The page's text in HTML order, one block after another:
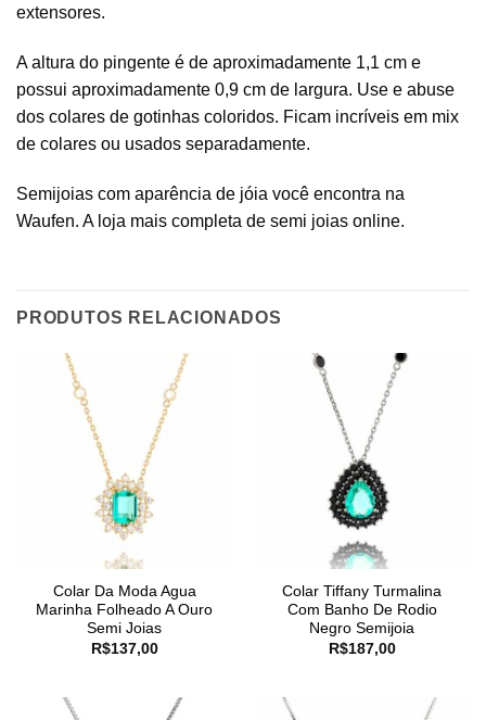
extensores.
A altura do pingente é de aproximadamente 1,1 cm e
possui aproximadamente 0,9 cm de largura. Use e abuse
dos colares de gotinhas coloridos. Ficam incríveis em mix
de colares ou usados separadamente.
Semijoias com aparência de jóia você encontra na
Waufen. A loja mais completa de semi joias online.
PRODUTOS RELACIONADOS
Colar Da Moda Agua
Marinha Folheado A Ouro
Semi Joias
R$137,00
Colar Tiffany Turmalina
Com Banho De Rodio
Negro Semijoia
R$187,00